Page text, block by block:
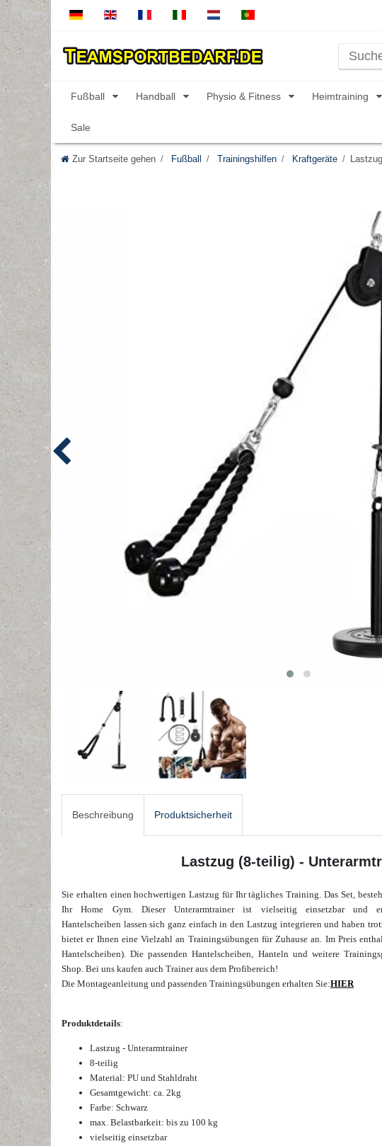
Fußball Handball Physio & Fitness Heimtraining
Sale
Zur Startseite gehen Fußball Trainingshilfen Kraftgeräte
Beschreibung Produktsicherheit
Lastzug (8-teilig) -
Sie erhalten einen hochwertigen Lastzug für Ihr tägliches Training. Das Set,
Ihr Home Gym.Dieser Unterarmtrainer ist vielseitig einsetzbar und
Hantelscheiben lassen sich ganz einfach in den Lastzug integrieren und haben
bietet er Ihnen eine Vielzahl an Trainingsübungen für Zuhause an. Im Preis
Hantelscheiben). Die passenden Hantelscheiben, Hanteln und weitere
Shop. Bei uns kaufen auch Trainer aus dem Profibereich!
Die Montageanleitung und passenden Trainingsübungen erhalten Sie:HIER
Produktdetails:
Lastzug - Unterarmtrainer
8-teilig
Material: PU und Stahldraht
Gesamtgewicht: ca. 2kg
Farbe: Schwarz
max. Belastbarkeit: bis zu 100 kg
vielseitig einsetzbar